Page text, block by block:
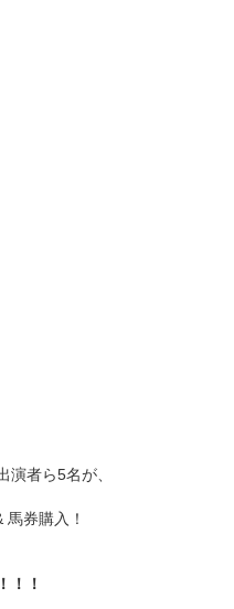
演者ら5名が、
券購入！
！！